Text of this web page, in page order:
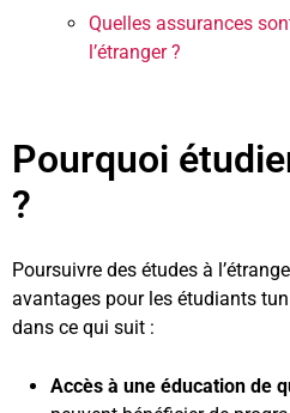
Quelles assurances
l’étranger ?
Pourquoi
?
Poursuivre des études à
avantages pour les étudiants
dans ce qui suit :
Accès à une éducation de